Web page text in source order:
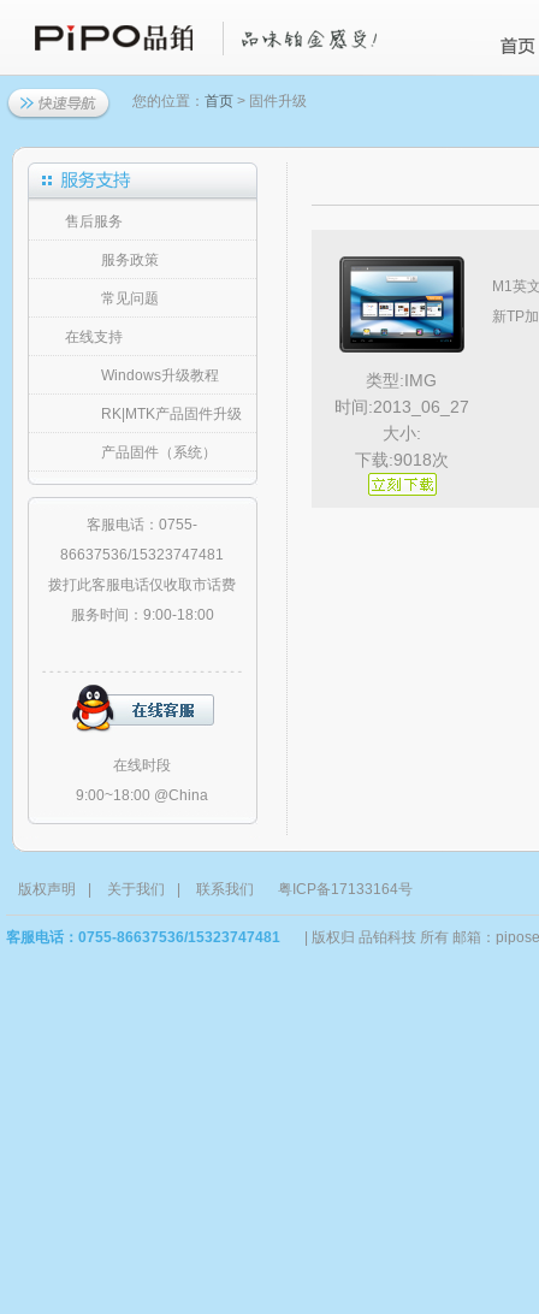
您的位置： 首页 > 固件升级
售后服务
服务政策
常见问题
在线支持
Windows升级教程
RK|MTK产品固件升级
产品固件（系统）
客服电话：0755-
86637536/15323747481
拨打此客服电话仅收取市话费
服务时间：9:00-18:00
在线时段
9:00~18:00 @China
类型:IMG
时间:2013_06_27
大小:
下载:9018次
M1英
新TP
版权声明 关于我们 联系我们 粤ICP备17133164号
客服电话：0755-86637536/15323747481 版权归 品铂科技 所有 邮箱：